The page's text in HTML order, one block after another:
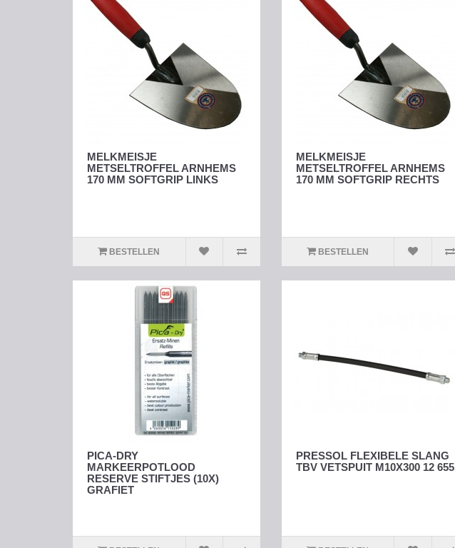
MELKMEISJE
METSELTROFFEL ARNHEMS
170 MM SOFTGRIP LINKS
BESTELLEN
MELKMEISJE
METSELTROFFEL ARNHEMS
170 MM SOFTGRIP RECHTS
BESTELLEN
PICA-DRY
MARKEERPOTLOOD
RESERVE STIFTJES (10X)
GRAFIET
PRESSOL FLEXIBELE SLANG
TBV VETSPUIT M10X300 12 655